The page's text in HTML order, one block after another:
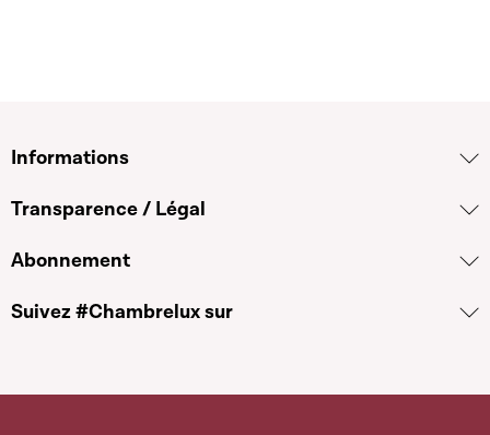
Informations
Transparence / Légal
Abonnement
Suivez #Chambrelux sur